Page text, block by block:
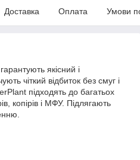
Доставка Оплата Умови
якісний і
чіткий відбиток без смуг і
підходять до багатьох
копірів і МФУ. Підлягають